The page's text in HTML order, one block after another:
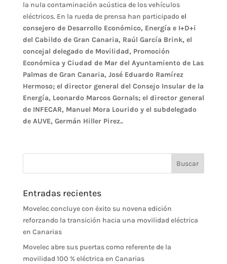
la nula contaminación acústica de los vehículos
eléctricos. En la rueda de prensa han participado el
consejero de Desarrollo Económico, Energía e I+D+i
del Cabildo de Gran Canaria, Raúl García Brink, el
concejal delegado de Movilidad, Promoción
Económica y Ciudad de Mar del Ayuntamiento de Las
Palmas de Gran Canaria, José Eduardo Ramírez
Hermoso; el director general del Consejo Insular de la
Energía, Leonardo Marcos Gornals; el director general
de INFECAR, Manuel Mora Lourido y el subdelegado
de AUVE, Germán Hiller Pirez..
Entradas recientes
Movelec concluye con éxito su novena edición
reforzando la transición hacia una movilidad eléctrica
en Canarias
Movelec abre sus puertas como referente de la
movilidad 100 % eléctrica en Canarias